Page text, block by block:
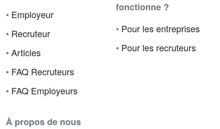
• Employeur
• Recruteur
•Articles
• FAQ Recruteurs
• FAQ Employeurs
fonctionne ?
• Pour les entreprises
• Pour les recruteurs
À propos de nous